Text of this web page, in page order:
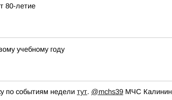
80-летие
учебному году
по событиям недели тут. @mchs39 МЧС